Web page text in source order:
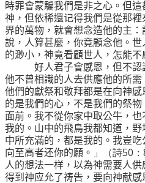
時罪會蒙騙我們是非之心。但
神，但依稀還记得我們是從那
界的萬物，就會想念造他的主
說，人算甚麼，你竟顧念他。
的渺小，神竟看顧世人，怎能
好人君子會感恩，但不
他不曾相識的人去供應他的所
他們的獻祭和敬拜都是在向神
的是我們的心，不是我們的祭
面前。我不從你家中取公牛，
我的。山中的飛鳥我都知道，
中所充滿的，都是我的。我豈
向至高者还你的願。 」（詩50 ：
人的想法一样，以為神需要人
得到神应允了祷告，要向神献